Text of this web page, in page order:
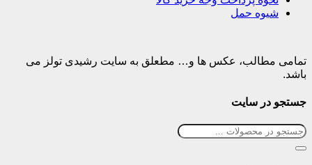
شیوه حمل
تمامی مطالب، عکس ها و… مطعلق به سایت رشیدی تولز می
باشد.
جستجو در سایت